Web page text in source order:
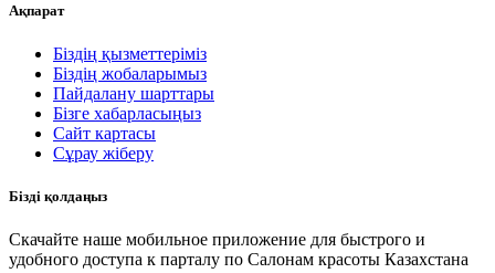
Ақпарат
Біздің қызметтеріміз
Біздің жобаларымыз
Пайдалану шарттары
Бізге хабарласыңыз
Сайт картасы
Сұрау жіберу
Бізді қолдаңыз
Скачайте наше мобильное приложение для быстрого и
удобного доступа к парталу по Салонам красоты Казахстана